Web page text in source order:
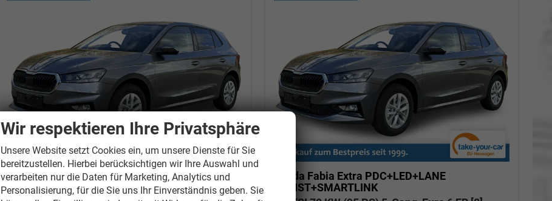
Skoda FabiaClassic Selection
KAMERA+SHZ+KLIMA+LED+15"
Skoda Fabia Extra PDC+LED+LANE
ASSIST+SMARTLINK
Wir respektieren Ihre Privatsphäre
Unsere Website setzt Cookies ein, um unsere Dienste für Sie
bereitzustellen. Hierbei berücksichtigen wir Ihre Auswahl und
verarbeiten nur die Daten für Marketing, Analytics und
Personalisierung, für die Sie uns Ihr Einverständnis geben. Sie